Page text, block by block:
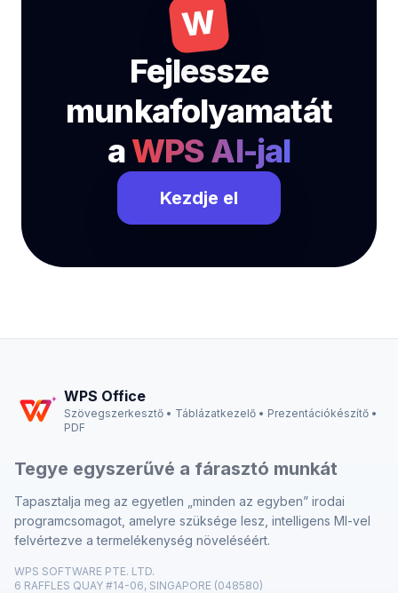
W
Fejlessze
munkafolyamatát
aWPS AI-jal
Kezdje el
WPS Office
Szövegszerkesztő • Táblázatkezelő • Prezentációkészítő •
PDF
Tegye egyszerűvé a fárasztó munkát
Tapasztalja meg az egyetlen „minden az egyben” irodai
programcsomagot, amelyre szüksége lesz, intelligens MI-vel
felvértezve a termelékenység növeléséért.
WPS SOFTWARE PTE. LTD.
6 RAFFLES QUAY #14-06, SINGAPORE (048580)